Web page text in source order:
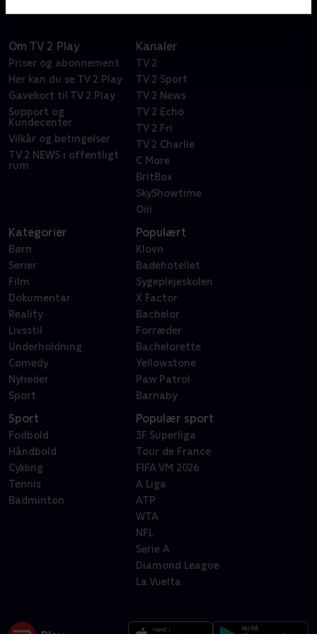
Om TV 2 Play
Priser og abonnement
Her kan du se TV 2 Play
Gavekort til TV 2 Play
Support og
Kundecenter
Vilkår og betingelser
TV 2 NEWS i offentligt
rum
Kanaler
TV 2
TV 2 Sport
TV 2 News
TV 2 Echo
TV 2 Fri
TV 2 Charlie
C More
BritBox
SkyShowtime
Oiii
Kategorier
Børn
Serier
Film
Dokumentar
Reality
Livsstil
Underholdning
Comedy
Nyheder
Sport
Populært
Klovn
Badehotellet
Sygeplejeskolen
X Factor
Bachelor
Forræder
Bachelorette
Yellowstone
Paw Patrol
Barnaby
Sport
Fodbold
Håndbold
Cykling
Tennis
Badminton
Populær sport
3F Superliga
Tour de France
FIFA VM 2026
A Liga
ATP
WTA
NFL
Serie A
Diamond League
La Vuelta